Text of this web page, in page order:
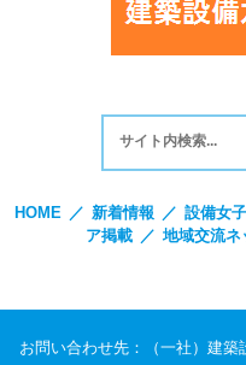
HOME ／ 新着情報 ／ 設備女
ア掲載 ／ 地域交流ネ
お問い合わせ先：（一社）建